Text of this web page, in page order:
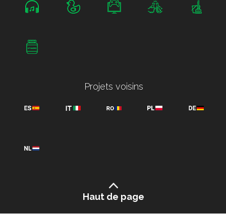
Projets voisins
Haut de page